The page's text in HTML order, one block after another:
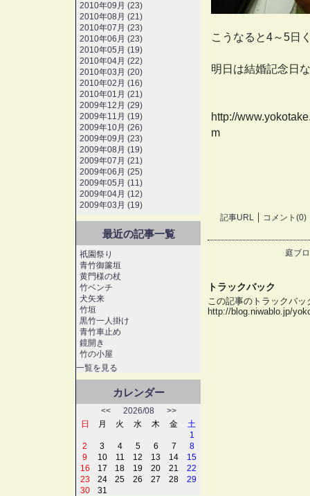
こうなると4～5日
明日は結婚記念日
http://
m
記事URL コメント(0)
庭ブ
トラックバック
この記事のトラックバッ
http://blog.niwablo.jp/
2010年09月 (23)
2010年08月 (21)
2010年07月 (23)
2010年06月 (23)
2010年05月 (19)
2010年04月 (22)
2010年03月 (20)
2010年02月 (16)
2010年01月 (21)
2009年12月 (29)
2009年11月 (19)
2009年10月 (26)
2009年09月 (23)
2009年08月 (19)
2009年07月 (21)
2009年06月 (25)
2009年05月 (11)
2009年04月 (12)
2009年03月 (19)
最近の記事一覧
祇園祭り
青竹御簾垣
黄門様の杖
竹ベンチ
犬矢来
竹垣
黒竹一人掛け
青竹車止め
鏡開き
竹の小屋
一覧を見る
カレンダー
<<2026/08 >>
日
月 火 水 木 金
土
1
2
3 4 5 6 7
8
9
10 11 12 13 14
15
16
17 18 19 20 21
22
23
24 25 26 27 28
29
30
31